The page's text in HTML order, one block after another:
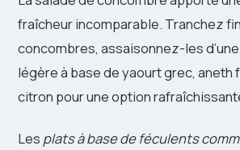
fraîcheur incomparable. Tranchez
concombres, assaisonnez-les
légère à base de yaourt grec, aneth
citron pour une option
Les plats à base de féculents